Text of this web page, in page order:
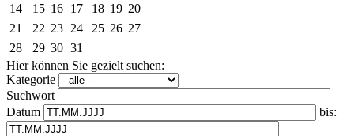
14
15 16 17 18 19 20
21
22 23 24 25 26 27
28
29 30 31
Hier können Sie gezielt suchen:
Kategorie
Suchwort
Datum
bis: